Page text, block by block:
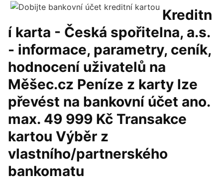
Kreditn
í karta - Česká spořitelna, a.s.
- informace, parametry, ceník,
hodnocení uživatelů na
Měšec.cz Peníze z karty lze
převést na bankovní účet ano.
max. 49 999 Kč Transakce
kartou Výběr z
vlastního/partnerského
bankomatu